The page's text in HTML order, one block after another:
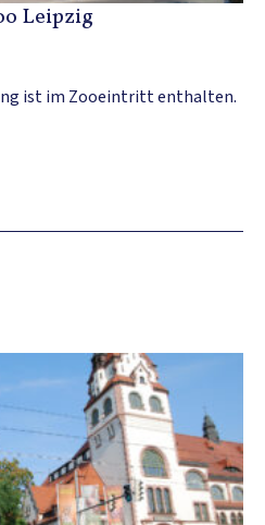
Leipzig
ist im Zooeintritt enthalten.